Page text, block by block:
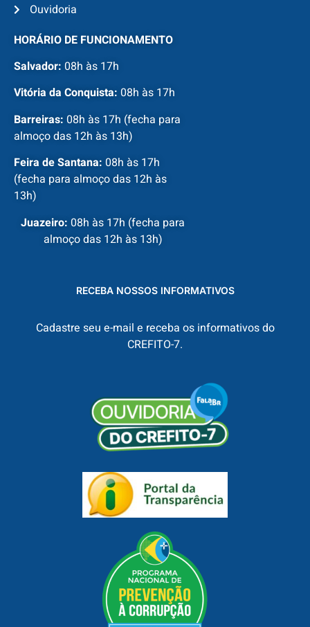
Ouvidoria
HORÁRIO DE FUNCIONAMENTO
Salvador: 08h às 17h
Vitória da Conquista: 08h às 17h
Barreiras: 08h às 17h (fecha para
almoço das 12h às 13h)
Feira de Santana: 08h às 17h
(fecha para almoço das 12h às
13h)
Juazeiro: 08h às 17h (fecha para
almoço das 12h às 13h)
RECEBA NOSSOS INFORMATIVOS
Cadastre seu e-mail e receba os informativos do
CREFITO-7.